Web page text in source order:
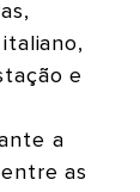
e
a
as